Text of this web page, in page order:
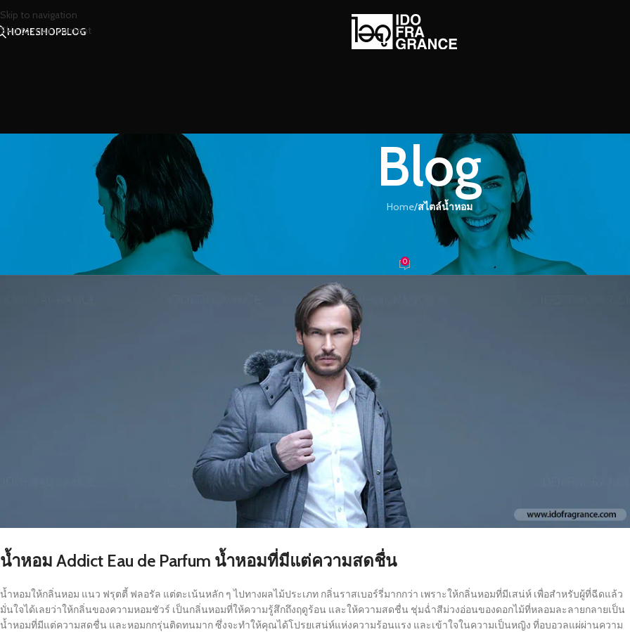
Skip to navigation
Skip to main content
HOMESHOPBLOG
Blog
Home/สไตล์น้ำหอม
แอคดิค น้ำหอมกลิ่นแห่งความหอมเย้ายวนชวนให้หลงใหล
0
น้ำหอม Addict Eau de Parfum น้ำหอมที่มีแต่ความสดชื่น
น้ำหอมให้กลิ่นหอม แนว ฟรุตตี้ ฟลอรัล แต่ตะเน้นหลัก ๆ ไปทางผลไม้ประเภท กลิ่นราสเบอร์รี่มากกว่า เพราะให้กลิ่นหอมที่มีเสน่ห์ เพื่อสำหรับผู้ที่ฉีดแล้ว
มั่นใจได้เลยว่าให้กลิ่นของความหอมชัวร์ เป็นกลิ่นหอมที่ให้ความรู้สึกถึงฤดูร้อน และให้ความสดชื่น ชุ่มฉ่ำสีม่วงอ่อนของดอกไม้ที่หลอมละลายกลายเป็น
น้ำหอมที่มีแต่ความสดชื่น และหอมกกรุ่นติดทนมาก ซึ่งจะทำให้คุณได้โปรยเสน่ห์แห่งความร้อนแรง และเข้าใจในความเป็นหญิง ที่อบอวลแผ่ผ่านความ